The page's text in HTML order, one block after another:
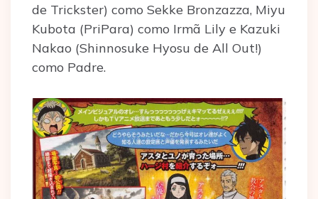
de Trickster) como Sekke Bronzazza, Miyu
Kubota (PriPara) como Irmã Lily e Kazuki
Nakao (Shinnosuke Hyosu de All Out!)
como Padre.